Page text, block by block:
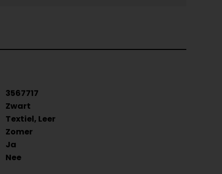
3567717
Zwart
Textiel, Leer
Zomer
Ja
Nee